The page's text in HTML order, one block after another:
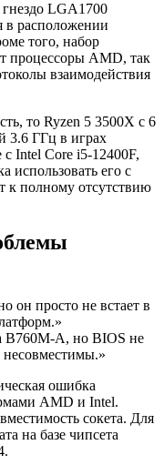
LGA1700
в расположении
того, набор
процессоры AMD, так
взаимодействия
то Ryzen 5 3500X с 6
3.6 ГГц в играх
с Intel Core i5-12400F,
использовать его с
к полному отсутствию
он просто не встает в
B760M-A, но BIOS не
несовместимы.»
ошибка
AMD и Intel.
сокета. Для
на базе чипсета